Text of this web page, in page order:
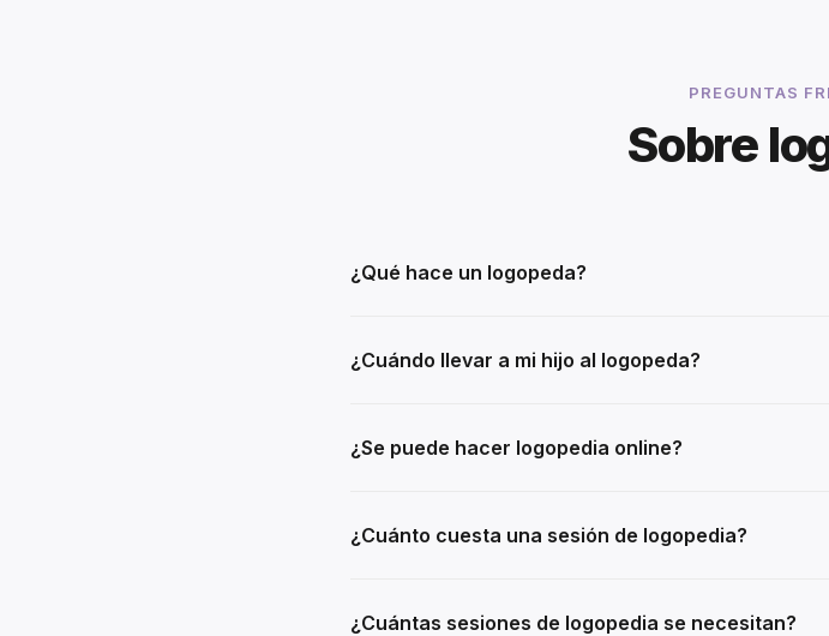
PREGUNTAS
Sobre
¿Qué hace un logopeda?
¿Cuándo llevar a mi hijo al logopeda?
¿Se puede hacer logopedia online?
¿Cuánto cuesta una sesión de logopedia?
¿Cuántas sesiones de logopedia se necesitan?